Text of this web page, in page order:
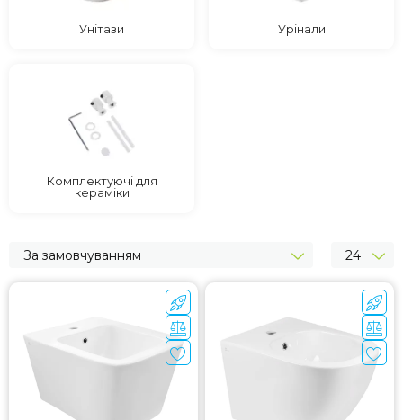
Унітази Урінали
Комплектуючі для
кераміки
За замовчуванням 24